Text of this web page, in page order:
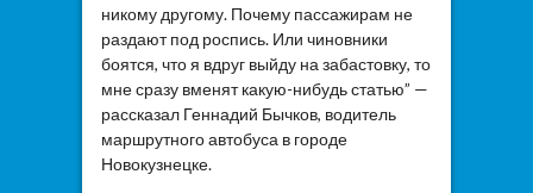
никому другому. Почему пассажирам не
раздают под роспись. Или чиновники
боятся, что я вдруг выйду на забастовку, то
мне сразу вменят какую-нибудь статью” —
рассказал Геннадий Бычков, водитель
маршрутного автобуса в городе
Новокузнецке.